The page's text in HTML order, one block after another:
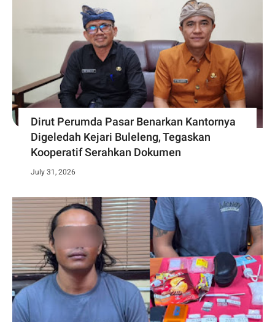
Dirut Perumda Pasar Benarkan Kantornya
Digeledah Kejari Buleleng, Tegaskan
Kooperatif Serahkan Dokumen
July 31, 2026